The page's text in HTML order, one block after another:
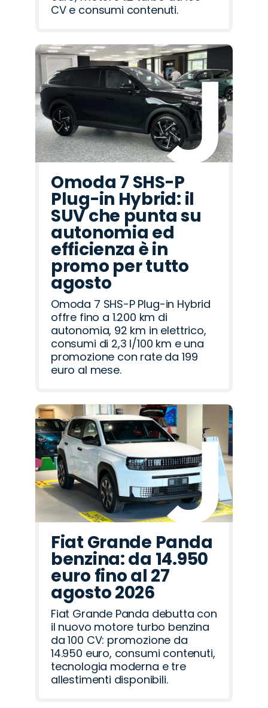
CV e consumi contenuti.
Omoda 7 SHS-P
Plug-in Hybrid: il
SUV che punta su
autonomia ed
efficienza è in
promo per tutto
agosto
Omoda 7 SHS-P Plug-in Hybrid
offre fino a 1.200 km di
autonomia, 92 km in elettrico,
consumi di 2,3 l/100 km e una
promozione con rate da 199
euro al mese.
Fiat Grande Panda
benzina: da 14.950
euro fino al 27
agosto 2026
Fiat Grande Panda debutta con
il nuovo motore turbo benzina
da 100 CV: promozione da
14.950 euro, consumi contenuti,
tecnologia moderna e tre
allestimenti disponibili.